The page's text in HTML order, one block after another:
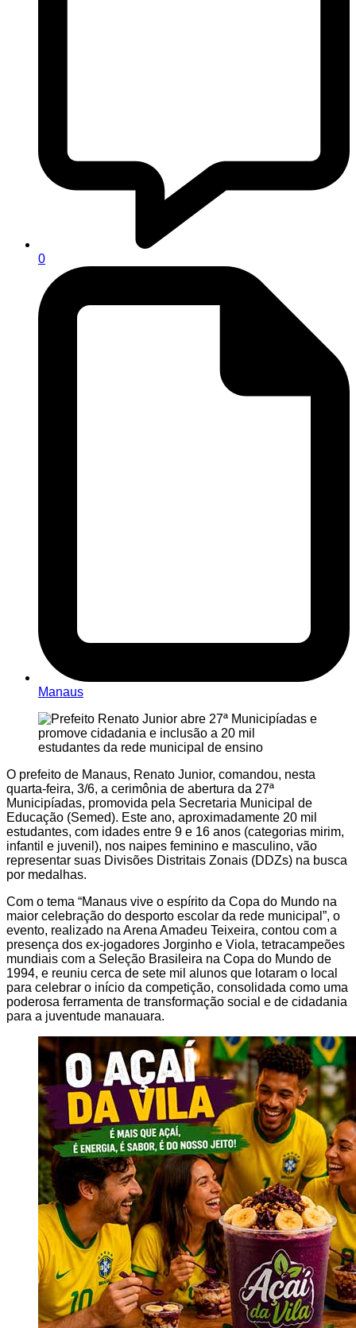
0
Manaus
O prefeito de Manaus, Renato Junior, comandou, nesta
quarta-feira, 3/6, a cerimônia de abertura da 27ª
Municipíadas, promovida pela Secretaria Municipal de
Educação (Semed). Este ano, aproximadamente 20 mil
estudantes, com idades entre 9 e 16 anos (categorias mirim,
infantil e juvenil), nos naipes feminino e masculino, vão
representar suas Divisões Distritais Zonais (DDZs) na busca
por medalhas.
Com o tema “Manaus vive o espírito da Copa do Mundo na
maior celebração do desporto escolar da rede municipal”, o
evento, realizado na Arena Amadeu Teixeira, contou com a
presença dos ex-jogadores Jorginho e Viola, tetracampeões
mundiais com a Seleção Brasileira na Copa do Mundo de
1994, e reuniu cerca de sete mil alunos que lotaram o local
para celebrar o início da competição, consolidada como uma
poderosa ferramenta de transformação social e de cidadania
para a juventude manauara.